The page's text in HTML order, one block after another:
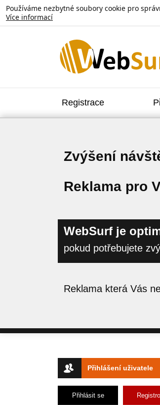
Používáme nezbytné soubory cookie pro
Více informací
Registrace
Zvýšení
Reklama pro
WebSurf je
pokud potřebujete
Reklama která Vás
Přihlášení uživatele
Přihlásit se